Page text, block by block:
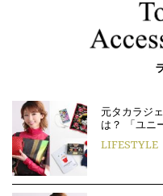
元タカラジ
は？ 「ユニ
LIFESTYLE